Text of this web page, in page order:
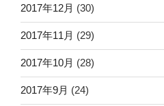
2017年12月 (30)
2017年11月 (29)
2017年10月 (28)
2017年9月 (24)